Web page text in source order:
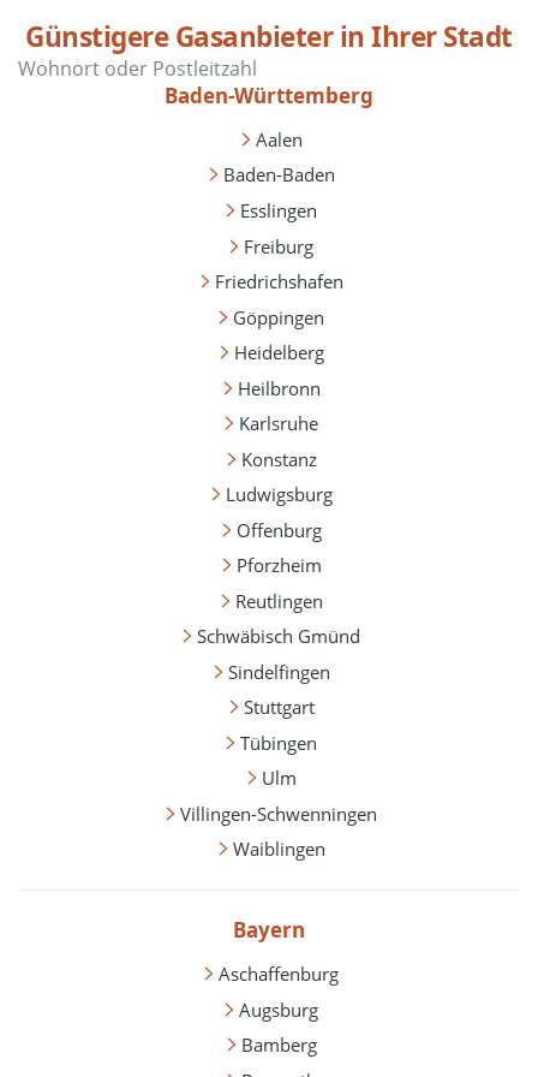
Günstigere Gasanbieter in Ihrer Stadt
Baden-Württemberg
Aalen
Baden-Baden
Esslingen
Freiburg
Friedrichshafen
Göppingen
Heidelberg
Heilbronn
Karlsruhe
Konstanz
Ludwigsburg
Offenburg
Pforzheim
Reutlingen
Schwäbisch Gmünd
Sindelfingen
Stuttgart
Tübingen
Ulm
Villingen-Schwenningen
Waiblingen
Bayern
Aschaffenburg
Augsburg
Bamberg